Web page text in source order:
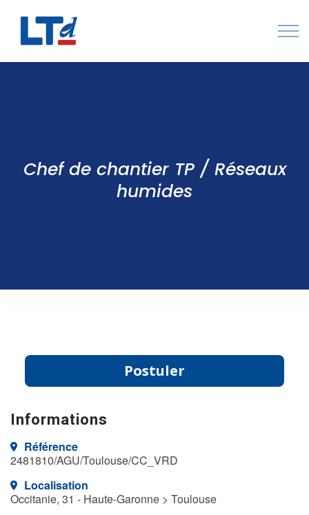
Contactez-nous
Chef de chantier TP / Réseaux
humides
Postuler
Informations
Référence
2481810/AGU/Toulouse/CC_VRD
Localisation
Occitanie, 31 - Haute-Garonne > Toulouse